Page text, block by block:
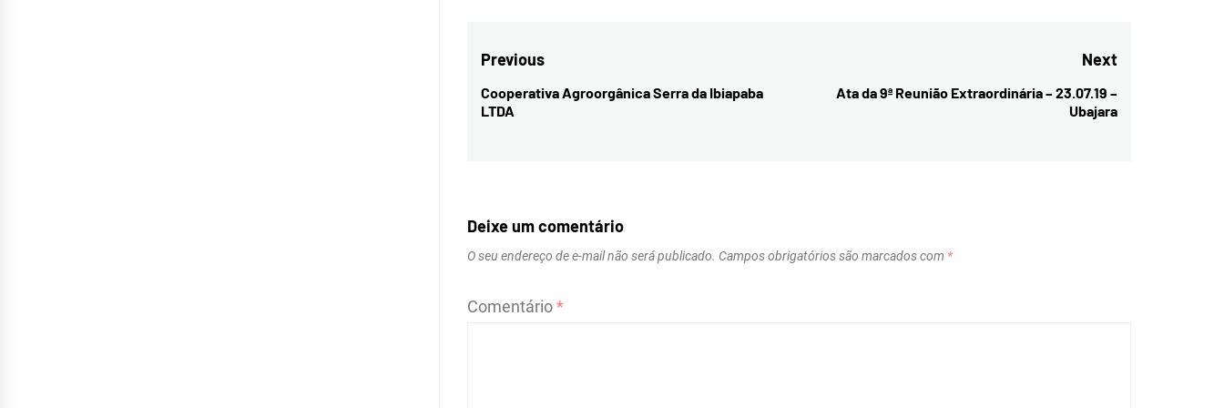
Navegação
de
Previous
Previous
post:
Cooperativa Agroorgânica Serra da Ibiapaba
LTDA
Next
Next
post:
Ata da 9ª Reunião Extraordinária – 23.07.19 –
Ubajara
Deixe um comentário
O seu endereço de e-mail não será publicado. Campos obrigatórios são marcados com *
Comentário*